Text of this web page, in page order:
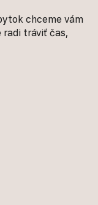
chceme vám
tráviť čas,